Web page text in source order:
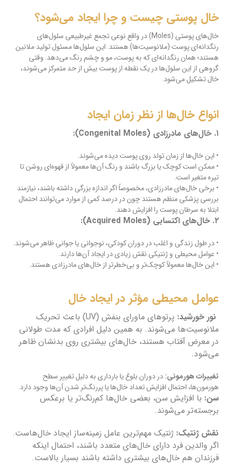
خال پوستی چیست و چرا ایجاد می‌شود؟
خال‌های پوستی (Moles) در واقع نوعی تجمع غیرطبیعی سلول‌های
رنگدانه‌ای پوست (ملانوسیت‌ها) هستند. این سلول‌ها مسئول تولید ملانین
هستند؛ همان رنگدانه‌ای که به پوست، مو و چشم رنگ می‌دهد. وقتی
گروهی از این سلول‌ها در یک نقطه از پوست بیش از حد متمرکز می‌شوند،
خال تشکیل می‌شود.
انواع خال‌ها از نظر زمان ایجاد
۱. خال‌های مادرزادی (Congenital Moles):
• این خال‌ها از زمان تولد روی پوست دیده می‌شوند.
• ممکن است کوچک یا بزرگ باشند و رنگ آن‌ها معمولاً از قهوه‌ای روشن تا
تیره متغیر است.
• برخی خال‌های مادرزادی، مخصوصاً اگر اندازه بزرگی داشته باشند، نیازمند
بررسی پزشکی منظم هستند چون در درصد کمی از موارد می‌توانند احتمال
ابتلا به سرطان پوست را افزایش دهند.
۲. خال‌های اکتسابی (Acquired Moles):
• در طول زندگی و اغلب در دوران کودکی، نوجوانی یا جوانی ظاهر می‌شوند.
• عوامل محیطی و ژنتیکی نقش زیادی در ایجاد آن‌ها دارند.
• این خال‌ها معمولاً کوچک‌تر و بی‌خطرتر از خال‌های مادرزادی هستند.
عوامل محیطی مؤثر در ایجاد خال
نور خورشید:
پرتوهای ماورای بنفش (UV) باعث تحریک
ملانوسیت‌ها می‌شوند. به همین دلیل افرادی که مدت طولانی
در معرض آفتاب هستند، خال‌های بیشتری روی بدنشان ظاهر
می‌شود.
تغییرات هورمونی:در دوران بلوغ یا بارداری به دلیل تغییر سطح
هورمون‌ها، احتمال افزایش تعداد خال‌ها یا پررنگ‌تر شدن آن‌ها وجود دارد.
سن: با افزایش سن، بعضی خال‌ها کم‌رنگ‌تر یا برعکس
برجسته‌تر می‌شوند.
نقش ژنتیک:ژنتیک مهم‌ترین عامل زمینه‌ساز ایجاد خال‌هاست.
اگر والدین فرد دارای خال‌های متعدد باشند، احتمال اینکه
فرزندان هم خال‌های بیشتری داشته باشند بسیار بالاست.